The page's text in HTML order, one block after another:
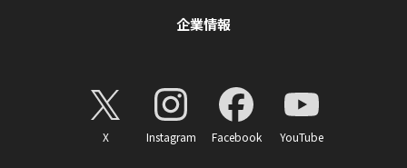
企業情報
X Instagram Facebook YouTube